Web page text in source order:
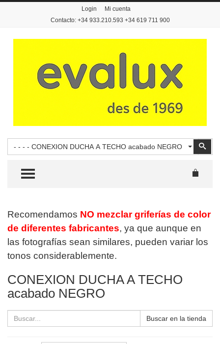
Login
Mi cuenta
Contacto: +34 933.210.593 +34 619 711 900
- - - - CONEXION DUCHA A TECHO acabado NEGRO
Buscar
TOGGLE MENU
Recomendamos NO mezclar griferías de color
de diferentes fabricantes, ya que aunque en
las fotografías sean similares, pueden variar los
tonos considerablemente.
CONEXION DUCHA A TECHO
acabado NEGRO
Buscar en la tienda